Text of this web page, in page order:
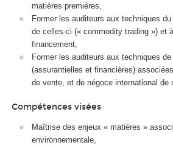
matières premières,
Former les auditeurs aux techniques
de celles-ci (« commodity trading ») et
financement,
Former les auditeurs aux techniques
(assurantielles et financières)
de vente, et de négoce international de
Compétences visées
Maîtrise des enjeux « matières »
environnementale,